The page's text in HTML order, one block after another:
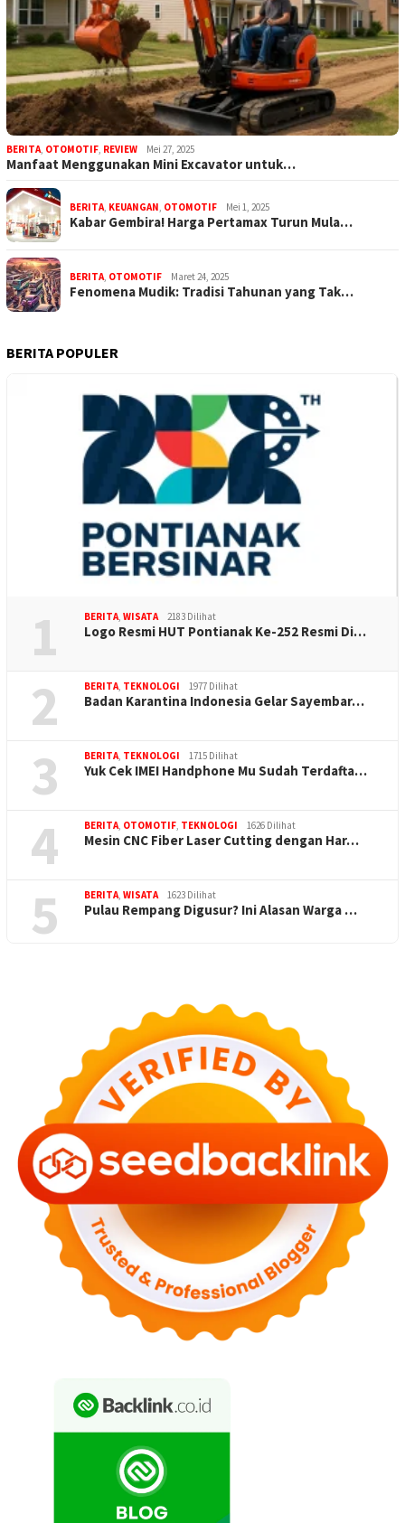
BERITA, OTOMOTIF, REVIEW Mei 27, 2025
Manfaat Menggunakan Mini Excavator untuk…
BERITA, KEUANGAN, OTOMOTIF Mei 1, 2025
Kabar Gembira! Harga Pertamax Turun Mula…
BERITA, OTOMOTIF Maret 24, 2025
Fenomena Mudik: Tradisi Tahunan yang Tak…
BERITA POPULER
1 BERITA, WISATA 2183 Dilihat
Logo Resmi HUT Pontianak Ke-252 Resmi Di…
2 BERITA, TEKNOLOGI 1977 Dilihat
Badan Karantina Indonesia Gelar Sayembar…
3 BERITA, TEKNOLOGI 1715 Dilihat
Yuk Cek IMEI Handphone Mu Sudah Terdafta…
4 BERITA, OTOMOTIF, TEKNOLOGI 1626 Dilihat
Mesin CNC Fiber Laser Cutting dengan Har…
5 BERITA, WISATA 1623 Dilihat
Pulau Rempang Digusur? Ini Alasan Warga …